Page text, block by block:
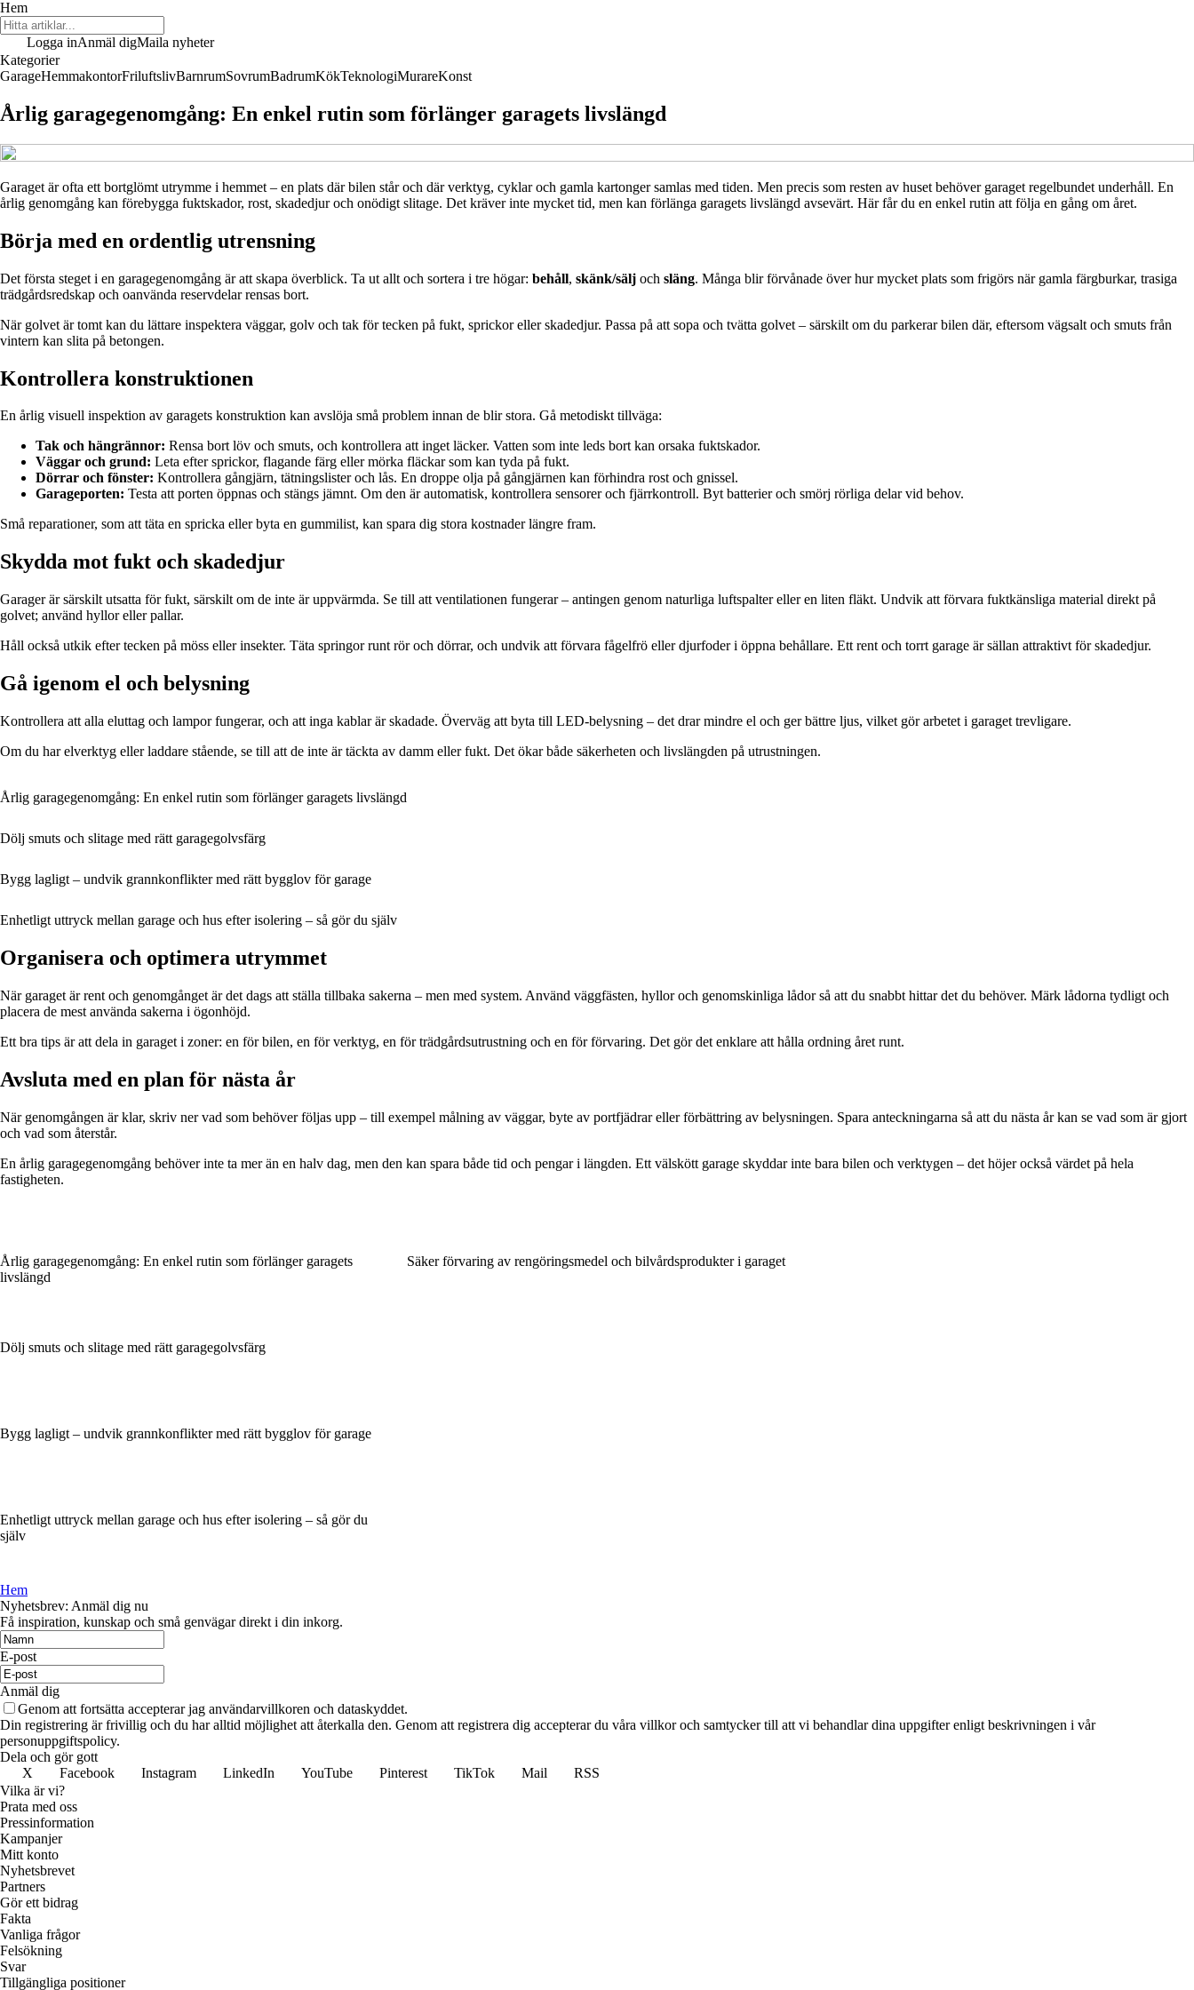
Hem
Logga inAnmäl digMaila nyheter
Kategorier
GarageHemmakontorFriluftslivBarnrumSovrumBadrumKökTeknologiMurareKonst
Årlig garagegenomgång: En enkel rutin som förlänger garagets livslängd
Garaget är ofta ett bortglömt utrymme i hemmet – en plats där bilen står och där verktyg, cyklar och gamla kartonger samlas med tiden. Men precis som resten av huset behöver garaget regelbundet underhåll. En
årlig genomgång kan förebygga fuktskador, rost, skadedjur och onödigt slitage. Det kräver inte mycket tid, men kan förlänga garagets livslängd avsevärt. Här får du en enkel rutin att följa en gång om året.
Börja med en ordentlig utrensning
Det första steget i en garagegenomgång är att skapa överblick. Ta ut allt och sortera i tre högar: behåll, skänk/sälj och släng. Många blir förvånade över hur mycket plats som frigörs när gamla färgburkar, trasiga
trädgårdsredskap och oanvända reservdelar rensas bort.
När golvet är tomt kan du lättare inspektera väggar, golv och tak för tecken på fukt, sprickor eller skadedjur. Passa på att sopa och tvätta golvet – särskilt om du parkerar bilen där, eftersom vägsalt och smuts från
vintern kan slita på betongen.
Kontrollera konstruktionen
En årlig visuell inspektion av garagets konstruktion kan avslöja små problem innan de blir stora. Gå metodiskt tillväga:
Tak och hängrännor: Rensa bort löv och smuts, och kontrollera att inget läcker. Vatten som inte leds bort kan orsaka fuktskador.
Väggar och grund: Leta efter sprickor, flagande färg eller mörka fläckar som kan tyda på fukt.
Dörrar och fönster: Kontrollera gångjärn, tätningslister och lås. En droppe olja på gångjärnen kan förhindra rost och gnissel.
Garageporten: Testa att porten öppnas och stängs jämnt. Om den är automatisk, kontrollera sensorer och fjärrkontroll. Byt batterier och smörj rörliga delar vid behov.
Små reparationer, som att täta en spricka eller byta en gummilist, kan spara dig stora kostnader längre fram.
Skydda mot fukt och skadedjur
Garager är särskilt utsatta för fukt, särskilt om de inte är uppvärmda. Se till att ventilationen fungerar – antingen genom naturliga luftspalter eller en liten fläkt. Undvik att förvara fuktkänsliga material direkt på
golvet; använd hyllor eller pallar.
Håll också utkik efter tecken på möss eller insekter. Täta springor runt rör och dörrar, och undvik att förvara fågelfrö eller djurfoder i öppna behållare. Ett rent och torrt garage är sällan attraktivt för skadedjur.
Gå igenom el och belysning
Kontrollera att alla eluttag och lampor fungerar, och att inga kablar är skadade. Överväg att byta till LED-belysning – det drar mindre el och ger bättre ljus, vilket gör arbetet i garaget trevligare.
Om du har elverktyg eller laddare stående, se till att de inte är täckta av damm eller fukt. Det ökar både säkerheten och livslängden på utrustningen.
Årlig garagegenomgång: En enkel rutin som förlänger garagets livslängd
Dölj smuts och slitage med rätt garagegolvsfärg
Bygg lagligt – undvik grannkonflikter med rätt bygglov för garage
Enhetligt uttryck mellan garage och hus efter isolering – så gör du själv
Organisera och optimera utrymmet
När garaget är rent och genomgånget är det dags att ställa tillbaka sakerna – men med system. Använd väggfästen, hyllor och genomskinliga lådor så att du snabbt hittar det du behöver. Märk lådorna tydligt och
placera de mest använda sakerna i ögonhöjd.
Ett bra tips är att dela in garaget i zoner: en för bilen, en för verktyg, en för trädgårdsutrustning och en för förvaring. Det gör det enklare att hålla ordning året runt.
Avsluta med en plan för nästa år
När genomgången är klar, skriv ner vad som behöver följas upp – till exempel målning av väggar, byte av portfjädrar eller förbättring av belysningen. Spara anteckningarna så att du nästa år kan se vad som är gjort
och vad som återstår.
En årlig garagegenomgång behöver inte ta mer än en halv dag, men den kan spara både tid och pengar i längden. Ett välskött garage skyddar inte bara bilen och verktygen – det höjer också värdet på hela
fastigheten.
Årlig garagegenomgång: En enkel rutin som förlänger garagets
livslängd
Dölj smuts och slitage med rätt garagegolvsfärg
Bygg lagligt – undvik grannkonflikter med rätt bygglov för garage
Enhetligt uttryck mellan garage och hus efter isolering – så gör du
själv
Säker förvaring av rengöringsmedel och bilvårdsprodukter i garaget
Hem
Nyhetsbrev: Anmäl dig nu
Få inspiration, kunskap och små genvägar direkt i din inkorg.
E-post
Anmäl dig
Genom att fortsätta accepterar jag användarvillkoren och dataskyddet.
Din registrering är frivillig och du har alltid möjlighet att återkalla den. Genom att registrera dig accepterar du våra villkor och samtycker till att vi behandlar dina uppgifter enligt beskrivningen i vår
personuppgiftspolicy.
Dela och gör gott
X
Facebook Instagram LinkedIn YouTube Pinterest TikTok Mail
RSS
Vilka är vi?
Prata med oss
Pressinformation
Kampanjer
Mitt konto
Nyhetsbrevet
Partners
Gör ett bidrag
Fakta
Vanliga frågor
Felsökning
Svar
Tillgängliga positioner